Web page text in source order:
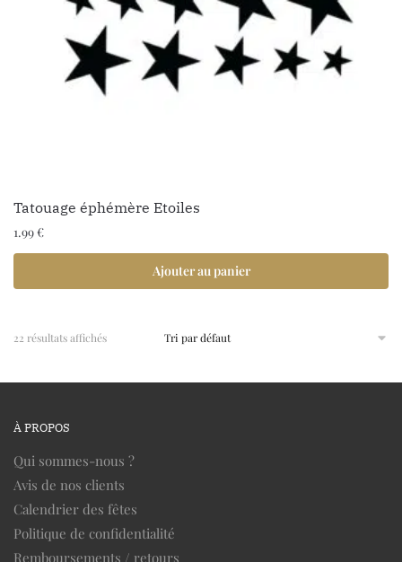
Tatouage éphémère Etoiles
1.99€
Ajouter au panier
22 résultats affichés
À PROPOS
Qui sommes-nous ?
Avis de nos clients
Calendrier des fêtes
Politique de confidentialité
Remboursements / retours